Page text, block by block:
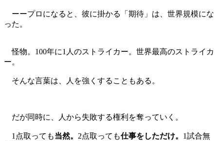
ーープロになると、彼に掛かる「期待」は、世界規模にな
った。
怪物。100年に1人のストライカー。世界最高のストライカ
ー。
そんな言葉は、人を強くすることもある。
だが同時に、人から失敗する権利を奪っていく。
1点取っても当然。 2点取っても仕事をしただけ。 1試合無